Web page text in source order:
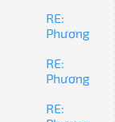
RE:
Phương
RE:
Phương
RE: